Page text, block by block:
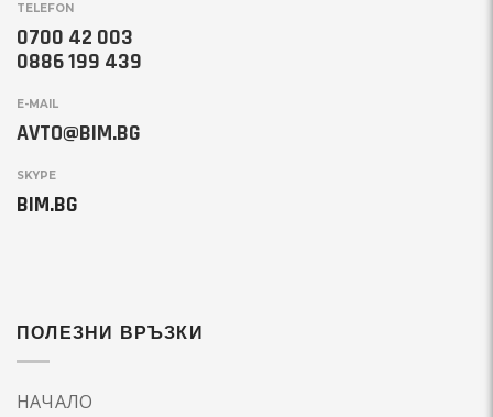
TELEFON
0700 42 003
0886 199 439
E-MAIL
AVTO@BIM.BG
SKYPE
BIM.BG
ПОЛЕЗНИ ВРЪЗКИ
НАЧАЛО